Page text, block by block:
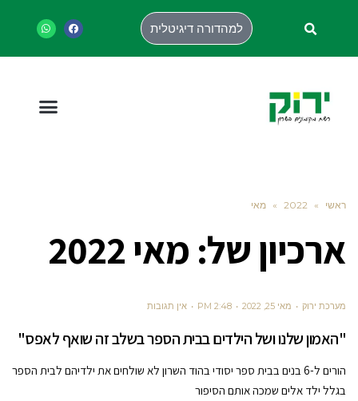
למהדורה דיגיטלית
ראשי »
2022
» מאי
ארכיון של: מאי 2022
מערכת ירוק מאי 25, 2022 2:48 PM אין תגובות
"האמון שלנו ושל הילדים בבית הספר בשלב זה שואף לאפס"
הורים ל-6 בנים בבית ספר יסודי בהוד השרון לא שולחים את ילדיהם לבית הספר
בגלל ילד אלים שמכה אותם הסיפור